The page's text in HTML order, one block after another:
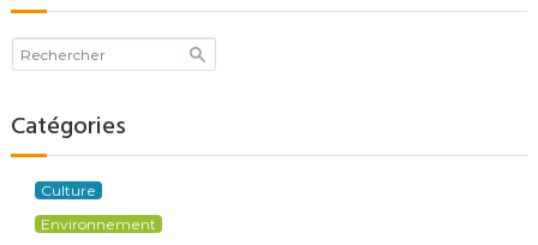
Catégories
Culture
Environnement